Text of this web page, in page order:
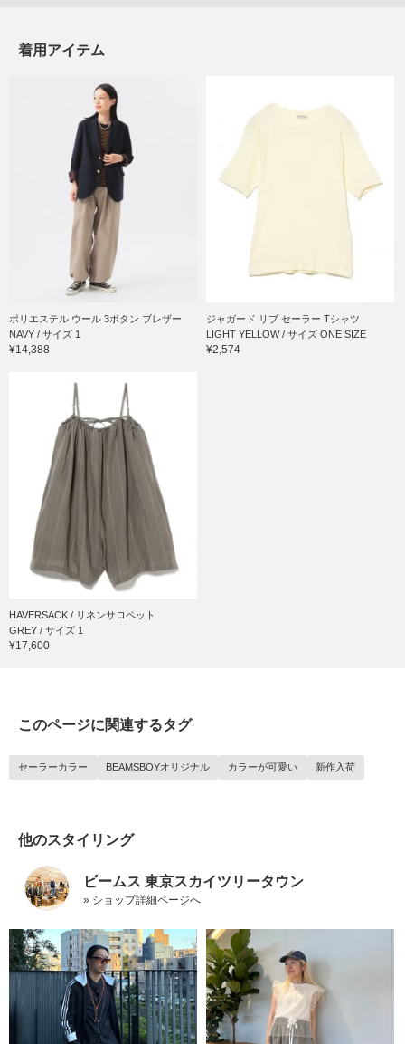
着用アイテム
ポリエステル ウール 3ボタン ブレザー
NAVY / サイズ 1
¥14,388
ジャガード リブ セーラー Tシャツ
LIGHT YELLOW / サイズ ONE SIZE
¥2,574
HAVERSACK / リネンサロペット
GREY / サイズ 1
¥17,600
このページに関連するタグ
セーラーカラー BEAMSBOYオリジナル カラーが可愛い 新作入荷
他のスタイリング
ビームス 東京スカイツリータウン
» ショップ詳細ページへ